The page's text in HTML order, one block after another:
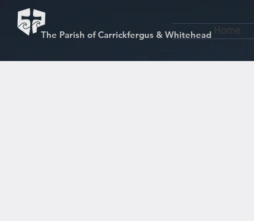
The Parish of Carrickfergus & Whitehead Home